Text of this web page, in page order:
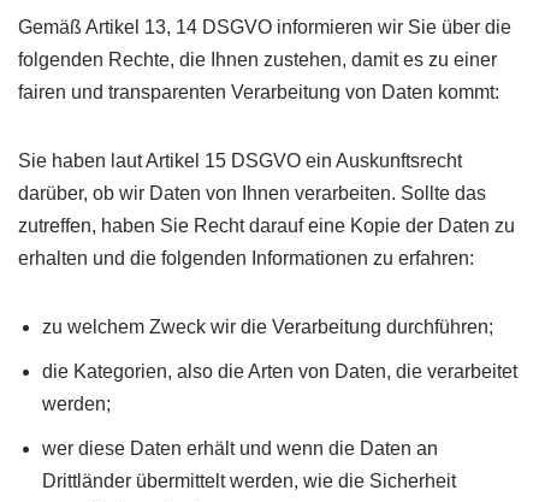
Gemäß Artikel 13, 14 DSGVO informieren wir Sie über die
folgenden Rechte, die Ihnen zustehen, damit es zu einer
fairen und transparenten Verarbeitung von Daten kommt:
Sie haben laut Artikel 15 DSGVO ein Auskunftsrecht
darüber, ob wir Daten von Ihnen verarbeiten. Sollte das
zutreffen, haben Sie Recht darauf eine Kopie der Daten zu
erhalten und die folgenden Informationen zu erfahren:
zu welchem Zweck wir die Verarbeitung durchführen;
die Kategorien, also die Arten von Daten, die verarbeitet
werden;
wer diese Daten erhält und wenn die Daten an
Drittländer übermittelt werden, wie die Sicherheit